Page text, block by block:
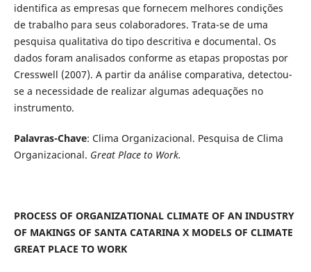
identifica as empresas que fornecem melhores condições
de trabalho para seus colaboradores. Trata-se de uma
pesquisa qualitativa do tipo descritiva e documental. Os
dados foram analisados conforme as etapas propostas por
Cresswell (2007). A partir da análise comparativa, detectou-
se a necessidade de realizar algumas adequações no
instrumento.
Palavras-Chave: Clima Organizacional. Pesquisa de Clima
Organizacional. Great Place to Work.
PROCESS OF ORGANIZATIONAL CLIMATE OF AN INDUSTRY
OF MAKINGS OF SANTA CATARINA X MODELS OF CLIMATE
GREAT PLACE TO WORK